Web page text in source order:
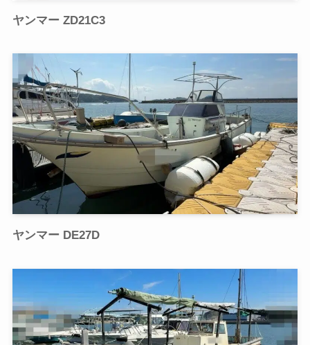
ヤンマー ZD21C3
ヤンマー DE27D